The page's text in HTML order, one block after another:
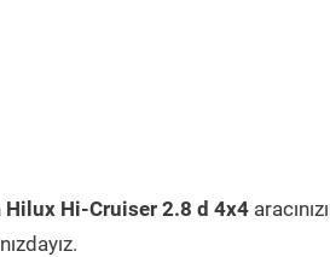
Hilux Hi-Cruiser 2.8 d 4x4